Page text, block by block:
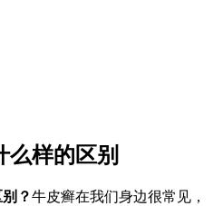
么样的区别
？牛皮癣在我们身边很常见，